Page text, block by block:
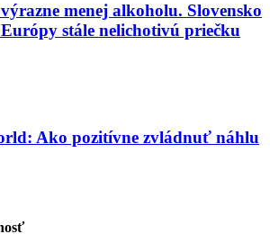
menej alkoholu. Slovensko
stále nelichotivú priečku
Ako pozitívne zvládnuť náhlu